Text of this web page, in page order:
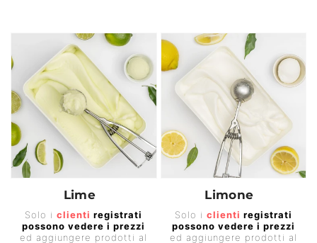
Lime
Prezzo
di
Solo iclienti registrati
possono vedere i prezzi
ed aggiungere prodotti al
Limone
Prezzo
di
Solo i clienti registrati
possono vedere i prezzi
ed aggiungere prodotti al